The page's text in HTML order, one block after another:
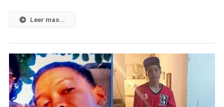
Ex
Pareja
Y
Desatar
Leer mas...